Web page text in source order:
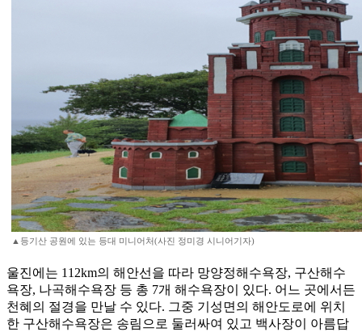
▲등기산 공원에 있는 등대 미니어처(사진 정미경 시니어기자)
울진에는 112km의 해안선을 따라 망양정해수욕장, 구산해수
욕장, 나곡해수욕장 등 총 7개 해수욕장이 있다. 어느 곳에서든
천혜의 절경을 만날 수 있다. 그중 기성면의 해안도로에 위치
한 구산해수욕장은 송림으로 둘러싸여 있고 백사장이 아름답